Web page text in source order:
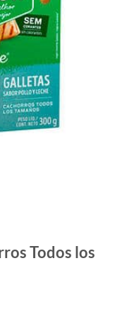
Todos los